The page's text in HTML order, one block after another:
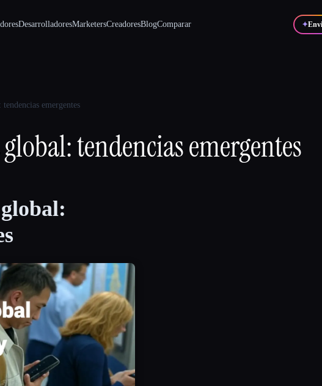
DesarrolladoresMarketersCreadoresBlogComparar ✦
emergentes
tendencias emergentes